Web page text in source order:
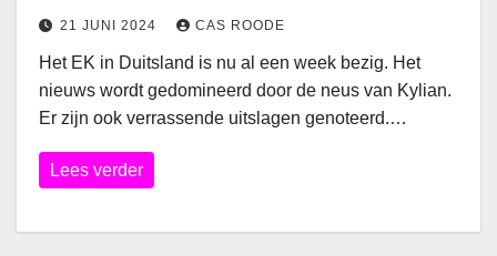
21 JUNI 2024 CAS ROODE
Het EK in Duitsland is nu al een week bezig. Het
nieuws wordt gedomineerd door de neus van Kylian.
Er zijn ook verrassende uitslagen genoteerd.…
Lees verder